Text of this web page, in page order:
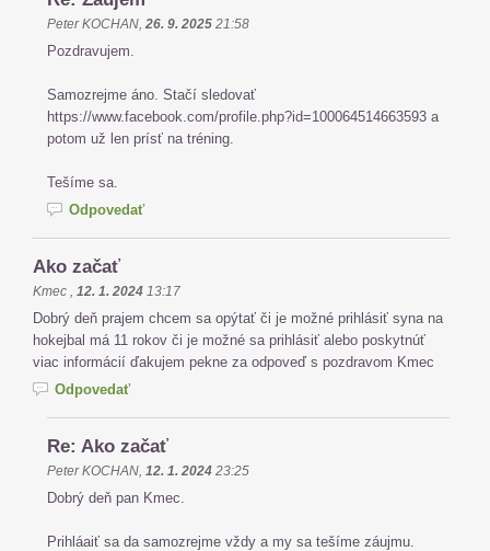
Peter KOCHAN, 26. 9. 2025 21:58
Pozdravujem.
Samozrejme áno. Stačí sledovať
https://www.facebook.com/profile.php?id=100064514663593 a
potom už len prísť na tréning.
Tešíme sa.
Odpovedať
Ako začať
Kmec , 12. 1. 2024 13:17
Dobrý deň prajem chcem sa opýtať či je možné prihlásiť syna na
hokejbal má 11 rokov či je možné sa prihlásiť alebo poskytnúť
viac informácií ďakujem pekne za odpoveď s pozdravom Kmec
Odpovedať
Re: Ako začať
Peter KOCHAN, 12. 1. 2024 23:25
Dobrý deň pan Kmec.
Prihláaiť sa da samozrejme vždy a my sa tešíme záujmu.